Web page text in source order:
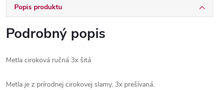
Popis produktu
Podrobný popis
Metla ciroková ručná 3x šitá
Metla je z prírodnej cirokovej slamy, 3x prešívaná.